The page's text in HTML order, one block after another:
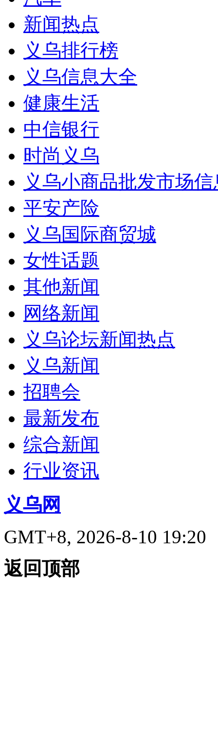
新闻热点
义乌排行榜
义乌信息大全
健康生活
中信银行
时尚义乌
义乌小商品批发市场
平安产险
义乌国际商贸城
女性话题
其他新闻
网络新闻
义乌论坛新闻热点
义乌新闻
招聘会
最新发布
综合新闻
行业资讯
义乌网
GMT+8, 2026-8-10 19:20
返回顶部